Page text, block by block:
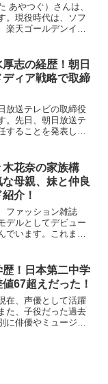
あやつぐ）さんは、
。現役時代は、ソフ
楽天ゴールデンイー
回は、山下斐紹さん
妻や...
厚志の経歴！朝日
ィア戦略で取締
放送テレビの取締役
。先日、朝日放送テ
することを発表しま
の経歴は以下の通り
放...
木花奈の家族構
母親、妹と仲良
介！
ファッション雑誌
デルとしてデビュー
でいます。これまで
そんな佐々木花奈さ
とめまし...
！日本第二中学
67超えだった！
在、声優として活躍
た、子役だった過去
に俳優やミュージカ